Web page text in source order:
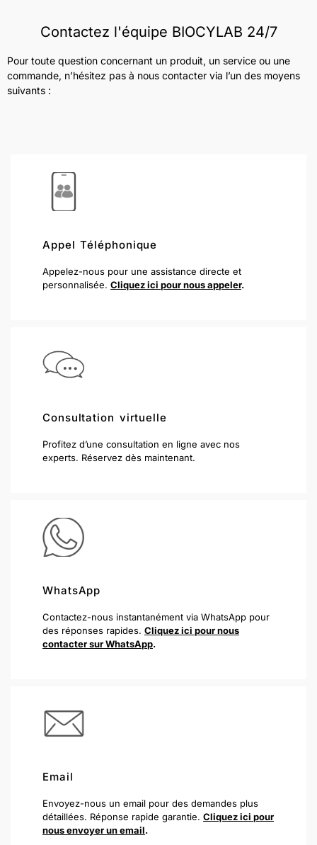
Contactez l'équipe BIOCYLAB 24/7
Pour toute question concernant un produit, un service ou une
commande, n’hésitez pas à nous contacter via l’un des moyens
suivants :
Appel Téléphonique
Appelez-nous pour une assistance directe et
personnalisée. Cliquez ici pour nous appeler.
Consultation virtuelle
Profitez d’une consultation en ligne avec nos
experts. Réservez dès maintenant.
WhatsApp
Contactez-nous instantanément via WhatsApp pour
des réponses rapides. Cliquez ici pour nous
contacter sur WhatsApp.
Email
Envoyez-nous un email pour des demandes plus
détaillées. Réponse rapide garantie. Cliquez ici pour
nous envoyer un email.